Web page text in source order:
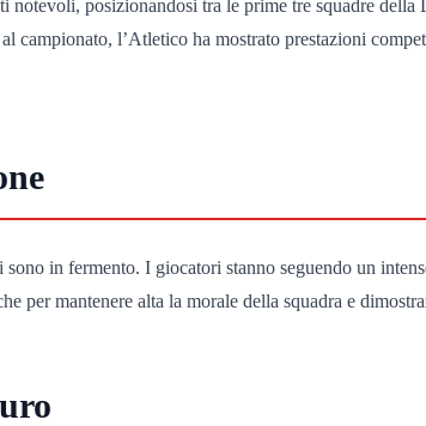
posizionandosi tra le prime tre squadre
campionato, l’Atletico ha mostrato prestazioni
in fermento. I giocatori stanno seguendo un
per mantenere alta la morale della squadra e